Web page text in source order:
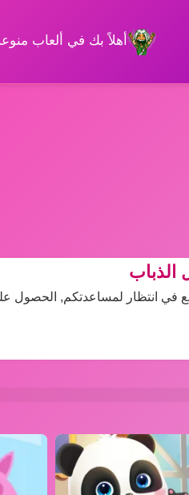
أهلاً بك في ألعاب
الذباب
في انتظار لمساعدتكم,